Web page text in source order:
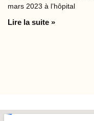
mars 2023 à l’hôpital
Lire la suite »